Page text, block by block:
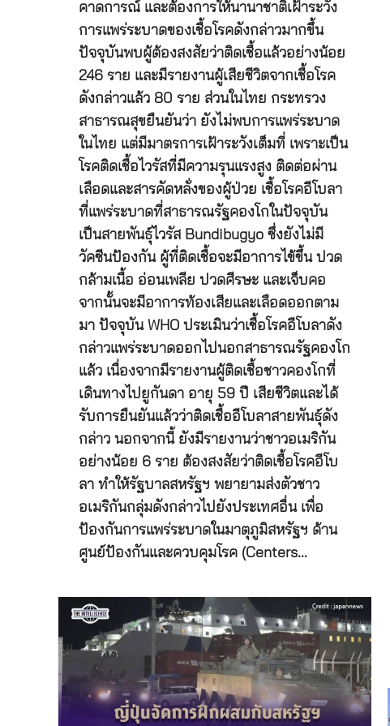
คาดการณ์ และต้องการให้นานาชาติเฝ้าระวัง
การแพร่ระบาดของเชื้อโรคดังกล่าวมากขึ้น
ปัจจุบันพบผู้ต้องสงสัยว่าติดเชื้อแล้วอย่างน้อย
246 ราย และมีรายงานผู้เสียชีวิตจากเชื้อโรค
ดังกล่าวแล้ว 80 ราย ส่วนในไทย กระทรวง
สาธารณสุขยืนยันว่า ยังไม่พบการแพร่ระบาด
ในไทย แต่มีมาตรการเฝ้าระวังเต็มที่ เพราะเป็น
โรคติดเชื้อไวรัสที่มีความรุนแรงสูง ติดต่อผ่าน
เลือดและสารคัดหลั่งของผู้ป่วย เชื้อโรคอีโบลา
ที่แพร่ระบาดที่สาธารณรัฐคองโกในปัจจุบัน
เป็นสายพันธุ์ไวรัส Bundibugyo ซึ่งยังไม่มี
วัคซีนป้องกัน ผู้ที่ติดเชื้อจะมีอาการไข้ขึ้น ปวด
กล้ามเนื้อ อ่อนเพลีย ปวดศีรษะ และเจ็บคอ
จากนั้นจะมีอาการท้องเสียและเลือดออกตาม
มา ปัจจุบัน WHO ประเมินว่าเชื้อโรคอีโบลาดัง
กล่าวแพร่ระบาดออกไปนอกสาธารณรัฐคองโก
แล้ว เนื่องจากมีรายงานผู้ติดเชื้อชาวคองโกที่
เดินทางไปยูกันดา อายุ 59 ปี เสียชีวิตและได้
รับการยืนยันแล้วว่าติดเชื้ออีโบลาสายพันธุ์ดัง
กล่าว นอกจากนี้ ยังมีรายงานว่าชาวอเมริกัน
อย่างน้อย 6 ราย ต้องสงสัยว่าติดเชื้อโรคอีโบ
ลา ทำให้รัฐบาลสหรัฐฯ พยายามส่งตัวชาว
อเมริกันกลุ่มดังกล่าวไปยังประเทศอื่น เพื่อ
ป้องกันการแพร่ระบาดในมาตุภูมิสหรัฐฯ ด้าน
ศูนย์ป้องกันและควบคุมโรค (Centers…